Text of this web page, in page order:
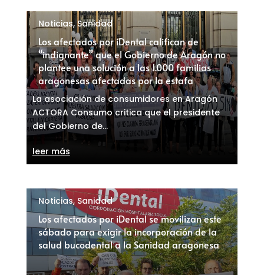
Los afectados por iDental califican de
“indignante” que el Gobierno de Aragón no
plantee una solución a las 1.000 familias
aragonesas afectadas por la estafa
Noticias, Sanidad
La asociación de consumidores en Aragón
ACTORA Consumo critica que el presidente
del Gobierno de...
leer más
Los afectados por iDental se movilizan este
sábado para exigir la incorporación de la
salud bucodental a la Sanidad aragonesa
Noticias, Sanidad